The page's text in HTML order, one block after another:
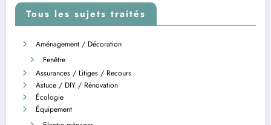
Tous les sujets traités
Aménagement / Décoration
Fenêtre
Assurances / Litiges / Recours
Astuce / DIY / Rénovation
Écologie
Équipement